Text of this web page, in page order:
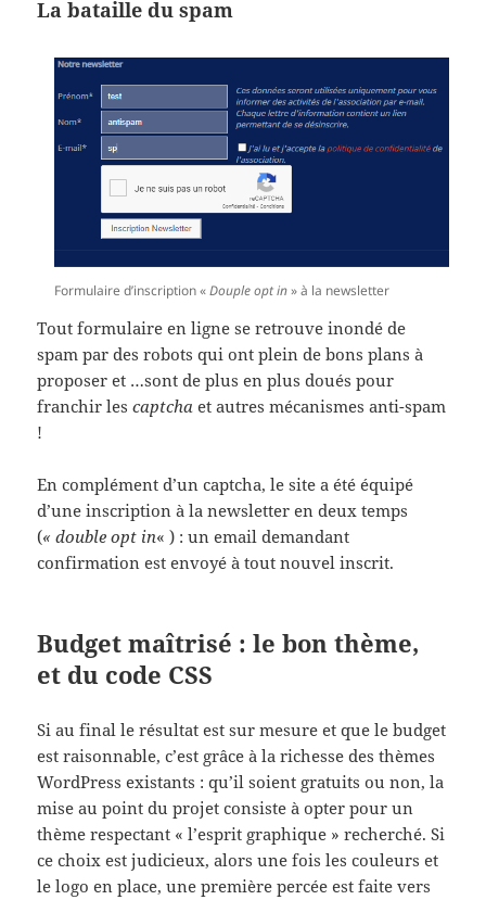
La bataille du spam
Formulaire d’inscription «Douple opt in» à la newsletter
Tout formulaire en ligne se retrouve inondé de
spam par des robots qui ont plein de bons plans à
proposer et …sont de plus en plus doués pour
franchir lescaptchaet autres mécanismes anti-spam
!
En complément d’un captcha, le site a été équipé
d’une inscription à la newsletter en deux temps
(« double opt in« ) : un email demandant
confirmation est envoyé à tout nouvel inscrit.
Budget maîtrisé : le bon thème,
et du code CSS
Si au final le résultat est sur mesure et que le budget
est raisonnable, c’est grâce à la richesse des thèmes
WordPress existants : qu’il soient gratuits ou non, la
mise au point du projet consiste à opter pour un
thème respectant « l’esprit graphique » recherché. Si
ce choix est judicieux, alors une fois les couleurs et
le logo en place, une première percée est faite vers